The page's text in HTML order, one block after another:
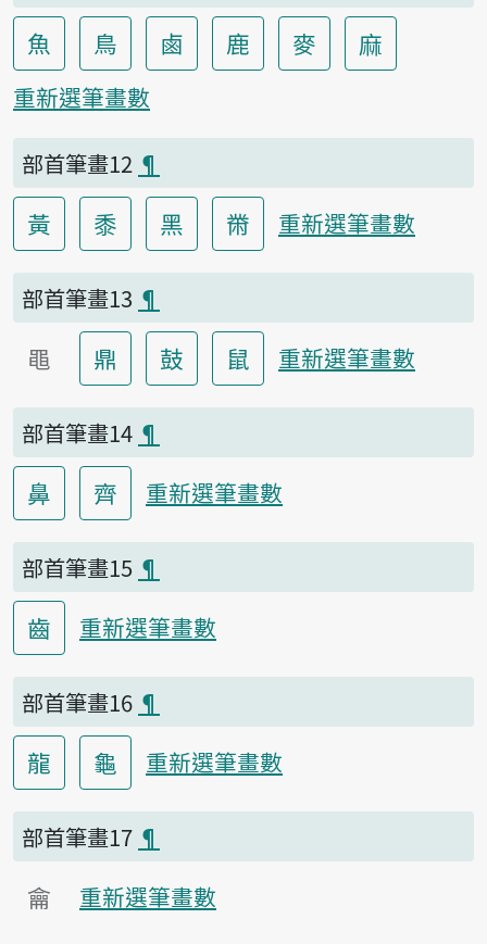
魚 鳥 鹵 鹿 麥 麻
重新選筆畫數
部首筆畫12 ¶
黃 黍 黑 黹 重新選筆畫數
部首筆畫13 ¶
黽 鼎 鼓 鼠 重新選筆畫數
部首筆畫14 ¶
鼻 齊 重新選筆畫數
部首筆畫15 ¶
齒 重新選筆畫數
部首筆畫16 ¶
龍 龜 重新選筆畫數
部首筆畫17 ¶
龠 重新選筆畫數